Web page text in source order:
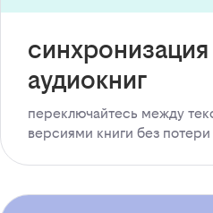
аудиокниг
переключайтесь между
версиями книги без